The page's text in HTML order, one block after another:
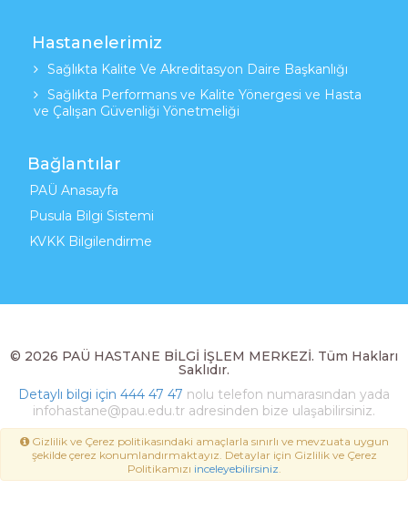
Hastanelerimiz
Sağlıkta Kalite Ve Akreditasyon Daire Başkanlığı
Sağlıkta Performans ve Kalite Yönergesi ve Hasta
ve Çalışan Güvenliği Yönetmeliği
Bağlantılar
PAÜ Anasayfa
Pusula Bilgi Sistemi
KVKK Bilgilendirme
© 2026 PAÜ HASTANE BİLGİ İŞLEM MERKEZİ. Tüm Hakları
Saklıdır.
Detaylı bilgi için 444 47 47 nolu telefon numarasından yada
infohastane@pau.edu.tr adresinden bize ulaşabilirsiniz.
Gizlilik ve Çerez politikasındaki amaçlarla sınırlı ve mevzuata uygun
şekilde çerez konumlandırmaktayız. Detaylar için Gizlilik ve Çerez
Politikamızı inceleyebilirsiniz